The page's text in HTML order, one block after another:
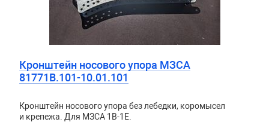
Кронштейн носового упора МЗСА
81771В.101-10.01.101
Кронштейн носового упора без лебедки, коромысел
и крепежа. Для МЗСА 1B-1E.